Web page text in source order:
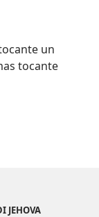
un
tocante
JEHOVA